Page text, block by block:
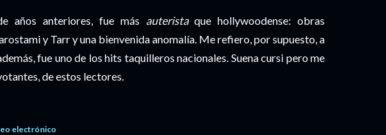
años anteriores, fue más auteristaque hollywoodense: obras
y Tarr y una bienvenida anomalía. Me refiero, por supuesto, a
fue uno de los hits taquilleros nacionales. Suena cursi pero me
de estos lectores.
electrónico